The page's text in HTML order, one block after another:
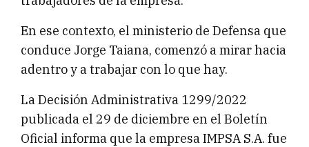
En ese contexto, el ministerio de Defensa que
conduce Jorge Taiana, comenzó a mirar hacia
adentro y a trabajar con lo que hay.
La Decisión Administrativa 1299/2022
publicada el 29 de diciembre en el Boletín
Oficial informa que la empresa IMPSA S.A. fue